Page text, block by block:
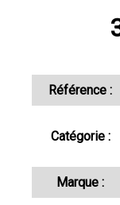
Référence :
Catégorie :
Marque :